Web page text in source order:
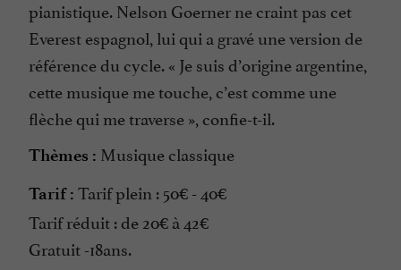
pianistique. Nelson Goerner ne craint pas cet
Everest espagnol, lui qui a gravé une version de
référence du cycle. « Je suis d’origine argentine,
cette musique me touche, c’est comme une
flèche qui me traverse », confie-t-il.
Thèmes : Musique classique
Tarif : Tarif plein : 50€ - 40€
Tarif réduit : de 20€ à 42€
Gratuit -18ans.